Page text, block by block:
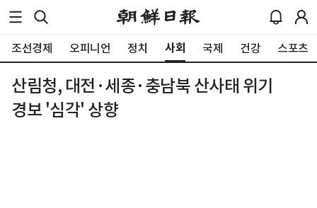
조선경제 오피니언 정치 사회 국제 건강 스포츠
산림청, 대전·세종·충남북 산사태 위기
경보 '심각' 상향